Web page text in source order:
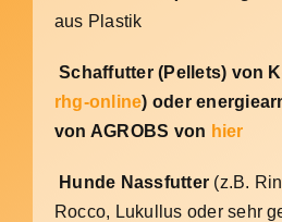
aus Plastik
Schaffutter (Pellets) von
rhg-online) oder
von AGROBS von hier
Hunde Nassfutter (z.B.
Rocco, Lukullus oder sehr